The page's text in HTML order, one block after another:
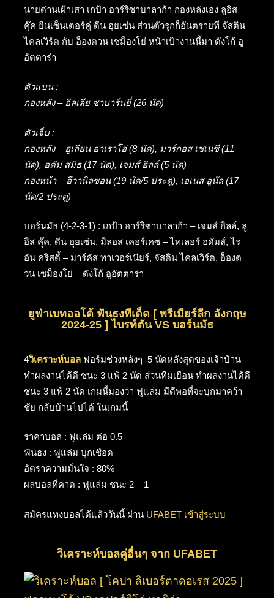
นายด่านเฝ้าเสา เกป้า อาร์ริซาบาลาก้า กองหลังเอง ลูอิส
คุ๊ค ยืนเซ็นเตอร์คู่ ดีน ฮุยเซ่น ส่วนตัวรุกก็อันตรายที่ จัสติน
ไคลเวิร์ต กับ อ็องตวน เซม็องโย่ หน้าเป้างานนี้มา ดังโก้ อู
อัตตาร่า
ตัวแบน :
กองหลัง – อิลเลีย ซาบาร์นยี่ (26 นัด)
ตัวเจ็บ :
กองหลัง – ฮูเลี่ยน อาเราโฮ่ (8 นัด), มาร์กอส เซเนซี่ (11
นัด), อดัม สมิธ (17 นัด), เจมส์ ฮิลล์ (5 นัด)
กองหน้า – อีวานิลซอน (19 นัด/5 ประตู), เอเนส อูนัล (17
นัด/2 ประตู)
บอร์นมัธ (4-2-3-1) : เกป้า อาร์ริซาบาลาก้า – เจมส์ ฮิลล์, ลู
อิส คุ๊ค, ดีน ฮุยเซ่น, มิลอส เคอร์เคซ – ไทเลอร์ อดัมส์, ไร
อัน คริสตี้ – มาร์คัส ทาเวอร์เนียร์, จัสติน ไคลเวิร์ต, อ็องต
วน เซม็องโย่ – ดังโก้ อูอัตตาร่า
ยูฟ่าเบทออโต้ ฟันธงทีเด็ด [ พรีเมียร์ลีก อังกฤษ
2024-25 ] ไบรท์ตัน VS บอร์นมัธ
4วิเคราะห์บอล ฟอร์มช่วงหลังๆ 5 นัดหลังสุดของเจ้าบ้าน
ทำผลงานได้ดี ชนะ 3 แพ้ 2 นัด ส่วนทีมเยือน ทำผลงานได้ดี
ชนะ 3 แพ้ 2 นัด เกมนี้มองว่า ฟูแล่ม มีดีพอที่จะบุกมาคว้า
ชัย กลับบ้านไปได้ ในเกมนี้
ราคาบอล : ฟูแล่ม ต่อ 0.5
ฟันธง : ฟูแล่ม บุกเชือด
อัตราความมั่นใจ : 80%
ผลบอลที่คาด : ฟูแล่ม ชนะ 2 – 1
สมัครแทงบอลได้แล้ววันนี้ ผ่าน UFABET เข้าสู่ระบบ
วิเคราะห์บอลคู่อื่นๆ จาก UFABET